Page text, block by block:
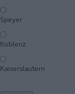
Speyer
Koblenz
Kaiserslautern